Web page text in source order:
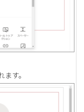
す。